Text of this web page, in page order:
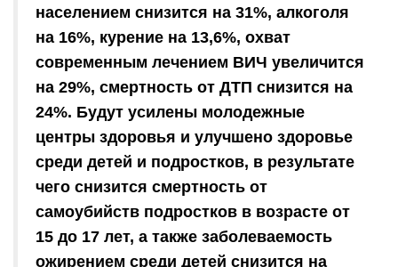
населением снизится на 31%, алкоголя
на 16%, курение на 13,6%, охват
современным лечением ВИЧ увеличится
на 29%, смертность от ДТП снизится на
24%. Будут усилены молодежные
центры здоровья и улучшено здоровье
среди детей и подростков, в результате
чего снизится смертность от
самоубийств подростков в возрасте от
15 до 17 лет, а также заболеваемость
ожирением среди детей снизится на